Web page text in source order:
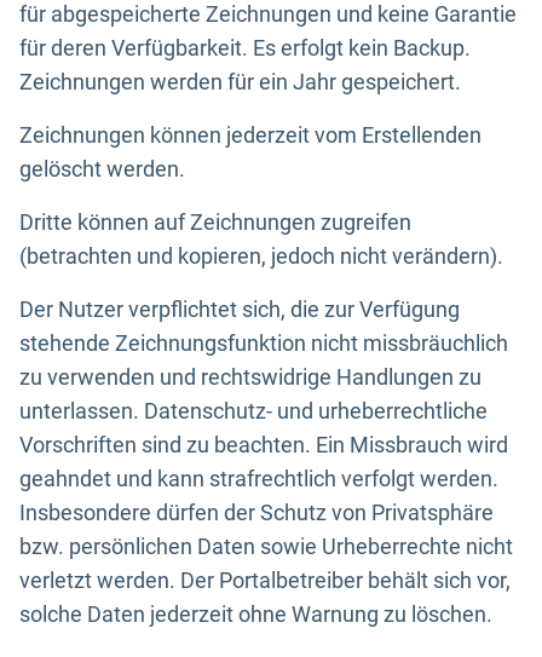
für abgespeicherte Zeichnungen und keine Garantie
für deren Verfügbarkeit. Es erfolgt kein Backup.
Zeichnungen werden für ein Jahr gespeichert.
Zeichnungen können jederzeit vom Erstellenden
gelöscht werden.
Dritte können auf Zeichnungen zugreifen
(betrachten und kopieren, jedoch nicht verändern).
Der Nutzer verpflichtet sich, die zur Verfügung
stehende Zeichnungsfunktion nicht missbräuchlich
zu verwenden und rechtswidrige Handlungen zu
unterlassen. Datenschutz- und urheberrechtliche
Vorschriften sind zu beachten. Ein Missbrauch wird
geahndet und kann strafrechtlich verfolgt werden.
Insbesondere dürfen der Schutz von Privatsphäre
bzw. persönlichen Daten sowie Urheberrechte nicht
verletzt werden. Der Portalbetreiber behält sich vor,
solche Daten jederzeit ohne Warnung zu löschen.